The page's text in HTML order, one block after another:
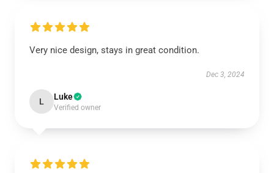
Very nice design, stays in great condition.
Dec 3, 2024
L Luke
Verified owner